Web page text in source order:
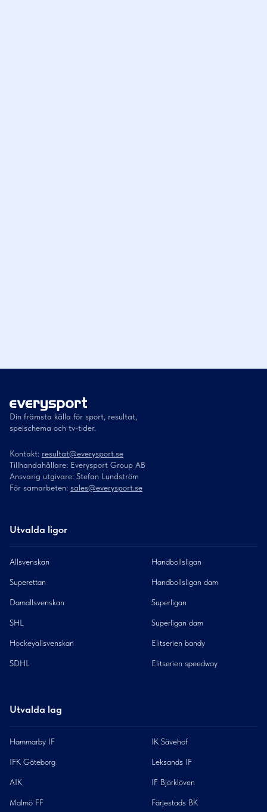
Din främsta källa för sport, resultat,
spelschema och tv-tider.
Kontakt: resultat@everysport.se
Tillhandahållare: Everysport Group AB
Ansvarig utgivare: Stefan Lundström
För samarbeten: sales@everysport.se
Utvalda ligor
Allsvenskan
Superettan
Damallsvenskan
SHL
Hockeyallsvenskan
SDHL
Handbollsligan
Handbollsligan dam
Superligan
Superligan dam
Elitserien bandy
Elitserien speedway
Utvalda lag
Hammarby IF
IFK Göteborg
AIK
Malmö FF
IK Sävehof
Leksands IF
IF Björklöven
Färjestads BK